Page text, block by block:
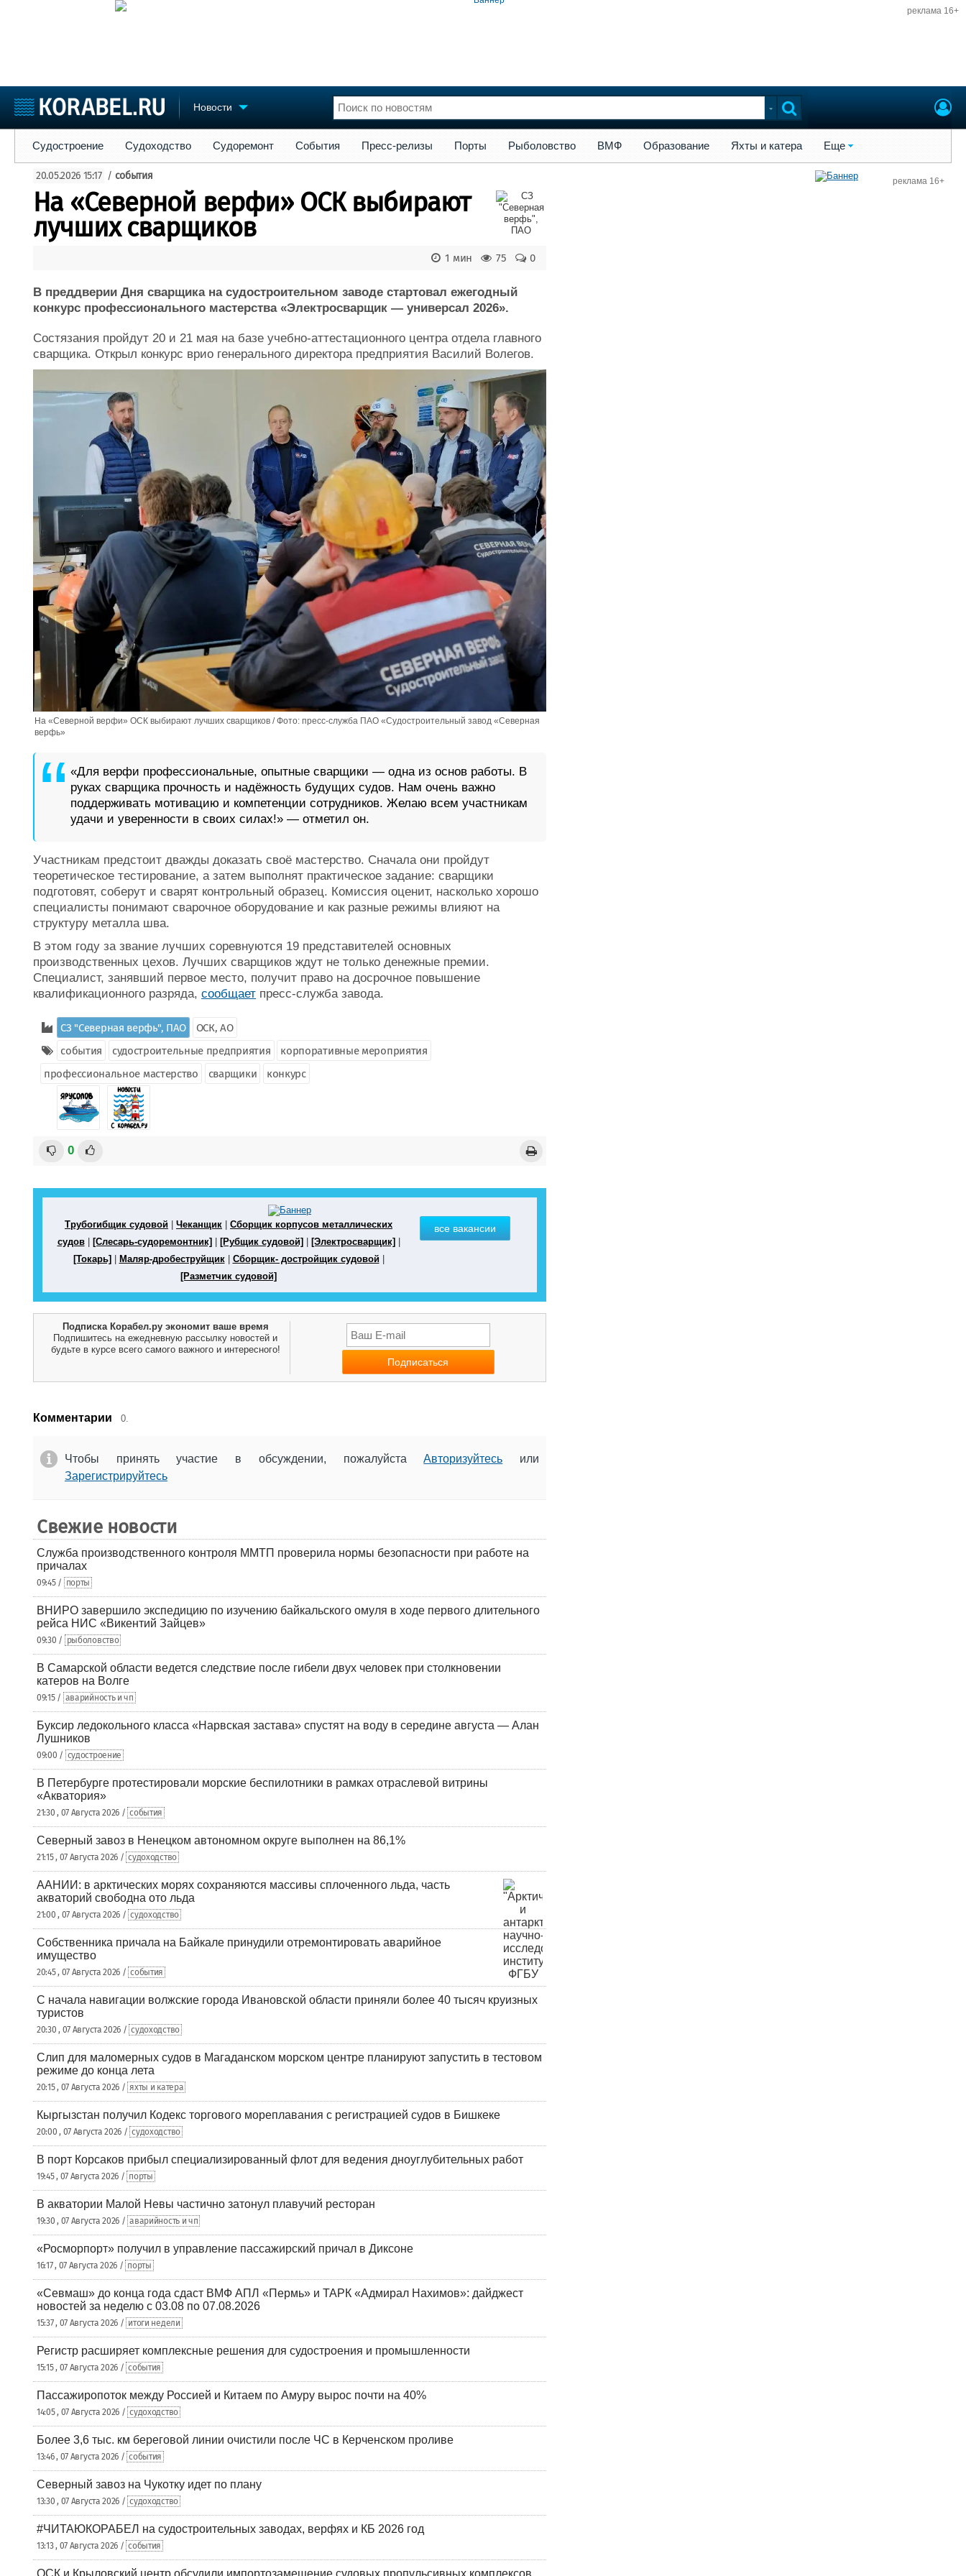
реклама 16+
Новости
Судостроение
Пульс
Новости
Репутация
Журнал
Реклама
Торговая площадка
Доска объявлений
Продажа флота
Оборудование
Изделия
Конференции
Личности
Флот
Форум
Судостроение Судоходство Судоремонт События Пресс-релизы Порты Рыболовство ВМФ Образование Яхты и катера Еще
20.05.2026 15:17 / события
На «Северной верфи» ОСК выбирают
лучших сварщиков
0
75
1 мин
В преддверии Дня сварщика на судостроительном заводе стартовал ежегодный
конкурс профессионального мастерства «Электросварщик — универсал 2026».
Состязания пройдут 20 и 21 мая на базе учебно-аттестационного центра отдела главного
сварщика. Открыл конкурс врио генерального директора предприятия Василий Волегов.
На «Северной верфи» ОСК выбирают лучших сварщиков / Фото: пресс-служба ПАО «Судостроительный завод «Северная
верфь»
«Для верфи профессиональные, опытные сварщики — одна из основ работы. В
руках сварщика прочность и надёжность будущих судов. Нам очень важно
поддерживать мотивацию и компетенции сотрудников. Желаю всем участникам
удачи и уверенности в своих силах!» — отметил он.
Участникам предстоит дважды доказать своё мастерство. Сначала они пройдут
теоретическое тестирование, а затем выполнят практическое задание: сварщики
подготовят, соберут и сварят контрольный образец. Комиссия оценит, насколько хорошо
специалисты понимают сварочное оборудование и как разные режимы влияют на
структуру металла шва.
В этом году за звание лучших соревнуются 19 представителей основных
производственных цехов. Лучших сварщиков ждут не только денежные премии.
Специалист, занявший первое место, получит право на досрочное повышение
квалификационного разряда, сообщает пресс-служба завода.
СЗ "Северная верфь", ПАО
ОСК, АО
события
судостроительные предприятия
корпоративные мероприятия
профессиональное мастерство
сварщики конкурс
0
Трубогибщик судовой Чеканщик
Сборщик корпусов металлических
судов| [Слесарь-судоремонтник] [Рубщик судовой] [Электросварщик]
[Токарь]
Маляр-дробеструйщик| Сборщик- достройщик судовой|
[Разметчик судовой]
все вакансии
Подписка Корабел.ру экономит ваше время
Подпишитесь на ежедневную рассылку новостей и
будьте в курсе всего самого важного и интересного!
Комментарии 0.
Чтобы принять участие в обсуждении, пожалуйстаАвторизуйтесь или
Зарегистрируйтесь
Свежие новости
Служба производственного контроля ММТП проверила нормы безопасности при работе на
причалах
09:45 / порты
ВНИРО завершило экспедицию по изучению байкальского омуля в ходе первого длительного
рейса НИС «Викентий Зайцев»
09:30 / рыболовство
В Самарской области ведется следствие после гибели двух человек при столкновении
катеров на Волге
09:15 / аварийность и чп
Буксир ледокольного класса «Нарвская застава» спустят на воду в середине августа — Алан
Лушников
09:00 / судостроение
В Петербурге протестировали морские беспилотники в рамках отраслевой витрины
«Акватория»
21:30 , 07 Августа 2026 / события
Северный завоз в Ненецком автономном округе выполнен на 86,1%
21:15 , 07 Августа 2026 / судоходство
ААНИИ: в арктических морях сохраняются массивы сплоченного льда, часть
акваторий свободна ото льда
21:00 , 07 Августа 2026 / судоходство
Собственника причала на Байкале принудили отремонтировать аварийное
имущество
20:45 , 07 Августа 2026 / события
С начала навигации волжские города Ивановской области приняли более 40 тысяч круизных
туристов
20:30 , 07 Августа 2026 / судоходство
Слип для маломерных судов в Магаданском морском центре планируют запустить в тестовом
режиме до конца лета
20:15 , 07 Августа 2026 / яхты и катера
Кыргызстан получил Кодекс торгового мореплавания с регистрацией судов в Бишкеке
20:00 , 07 Августа 2026 / судоходство
В порт Корсаков прибыл специализированный флот для ведения дноуглубительных работ
19:45 , 07 Августа 2026 / порты
В акватории Малой Невы частично затонул плавучий ресторан
19:30 , 07 Августа 2026 / аварийность и чп
«Росморпорт» получил в управление пассажирский причал в Диксоне
16:17 , 07 Августа 2026 / порты
«Севмаш» до конца года сдаст ВМФ АПЛ «Пермь» и ТАРК «Адмирал Нахимов»: дайджест
новостей за неделю с 03.08 по 07.08.2026
15:37 , 07 Августа 2026 / итоги недели
Регистр расширяет комплексные решения для судостроения и промышленности
15:15 , 07 Августа 2026 / события
Пассажиропоток между Россией и Китаем по Амуру вырос почти на 40%
14:05 , 07 Августа 2026 / судоходство
Более 3,6 тыс. км береговой линии очистили после ЧС в Керченском проливе
13:46 , 07 Августа 2026 / события
Северный завоз на Чукотку идет по плану
13:30 , 07 Августа 2026 / судоходство
#ЧИТАЮКОРАБЕЛ на судостроительных заводах, верфях и КБ 2026 год
13:13 , 07 Августа 2026 / события
ОСК и Крыловский центр обсудили импортозамещение судовых пропульсивных комплексов
реклама 16+